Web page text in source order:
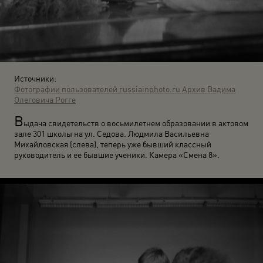
Источники:
Фотографии пользователей russiainphoto.ru Архив Вадима
Олеговича Рогге
Выдача свидетельств о восьмилетнем образовании в актовом
зале 301 школы на ул. Седова. Людмила Васильевна
Михайловская (слева), теперь уже бывший классный
руководитель и ее бывшие ученики. Камера «Смена 8».